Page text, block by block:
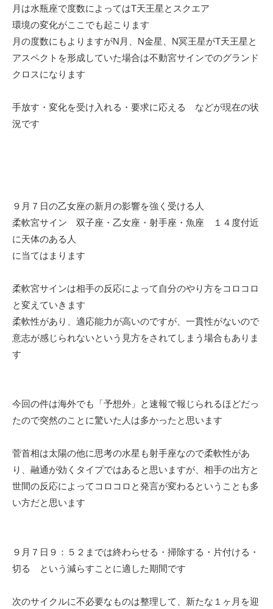
月は水瓶座で度数によってはT天王星とスクエア
環境の変化がここでも起こります
月の度数にもよりますがN月、N金星、N冥王星がT天王星と
アスペクトを形成していた場合は不動宮サインでのグランド
クロスになります
手放す・変化を受け入れる・要求に応える などが現在の状
況です
９月７日の乙女座の新月の影響を強く受ける人
柔軟宮サイン 双子座・乙女座・射手座・魚座 １４度付近
に天体のある人
に当てはまります
柔軟宮サインは相手の反応によって自分のやり方をコロコロ
と変えていきます
柔軟性があり、適応能力が高いのですが、一貫性がないので
意志が感じられないという見方をされてしまう場合もありま
す
今回の件は海外でも「予想外」と速報で報じられるほどだっ
たので突然のことに驚いた人は多かったと思います
菅首相は太陽の他に思考の水星も射手座なので柔軟性があ
り、融通が効くタイプではあると思いますが、相手の出方と
世間の反応によってコロコロと発言が変わるということも多
い方だと思います
９月７日９：５２までは終わらせる・掃除する・片付ける・
切る という減らすことに適した期間です
次のサイクルに不必要なものは整理して、新たな１ヶ月を迎